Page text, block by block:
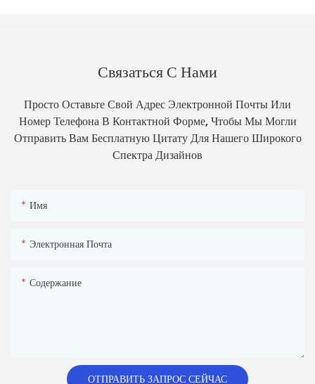
Связаться С Нами
Просто Оставьте Свой Адрес Электронной Почты Или
Номер Телефона В Контактной Форме, Чтобы Мы Могли
Отправить Вам Бесплатную Цитату Для Нашего Широкого
Спектра Дизайнов
Имя
Электронная Почта
Содержание
ОТПРАВИТЬ ЗАПРОС СЕЙЧАС